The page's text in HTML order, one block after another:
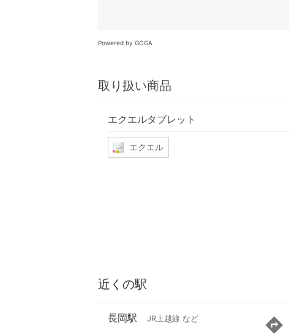
Powered by GOGA
取り扱い商品
エクエルタブレット
エクエル
近くの駅
長岡駅 JR上越線 など